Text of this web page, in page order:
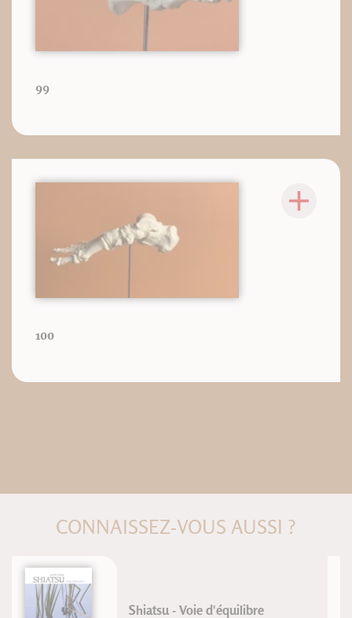
99
100
CONNAISSEZ-VOUS AUSSI ?
Le périnée féminin et